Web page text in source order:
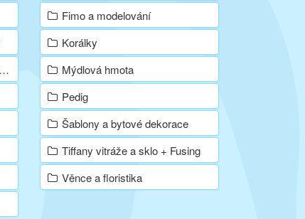
Fimo a modelování
Korálky
Mýdlová hmota
Pedig
Šablony a bytové dekorace
Tiffany vitráže a sklo + Fusing
Věnce a floristika